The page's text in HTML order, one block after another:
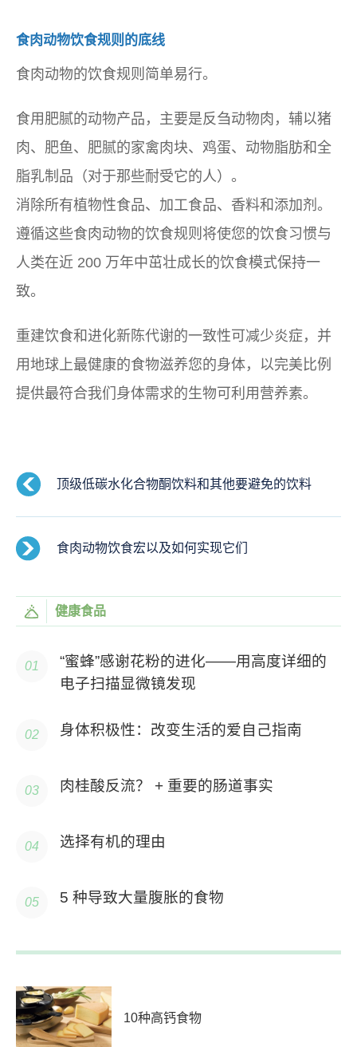
食肉动物饮食规则的底线
食肉动物的饮食规则简单易行。
食用肥腻的动物产品，主要是反刍动物肉，辅以猪
肉、肥鱼、肥腻的家禽肉块、鸡蛋、动物脂肪和全
脂乳制品（对于那些耐受它的人）。
消除所有植物性食品、加工食品、香料和添加剂。
遵循这些食肉动物的饮食规则将使您的饮食习惯与
人类在近 200 万年中茁壮成长的饮食模式保持一
致。
重建饮食和进化新陈代谢的一致性可减少炎症，并
用地球上最健康的食物滋养您的身体，以完美比例
提供最符合我们身体需求的生物可利用营养素。
顶级低碳水化合物酮饮料和其他要避免的饮料
食肉动物饮食宏以及如何实现它们
健康食品
“蜜蜂”感谢花粉的进化——用高度详细的
电子扫描显微镜发现
身体积极性：改变生活的爱自己指南
肉桂酸反流？ + 重要的肠道事实
选择有机的理由
5 种导致大量腹胀的食物
10种高钙食物